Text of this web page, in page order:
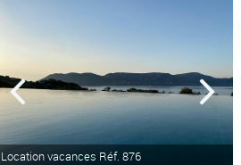
Location vacances Réf. 876